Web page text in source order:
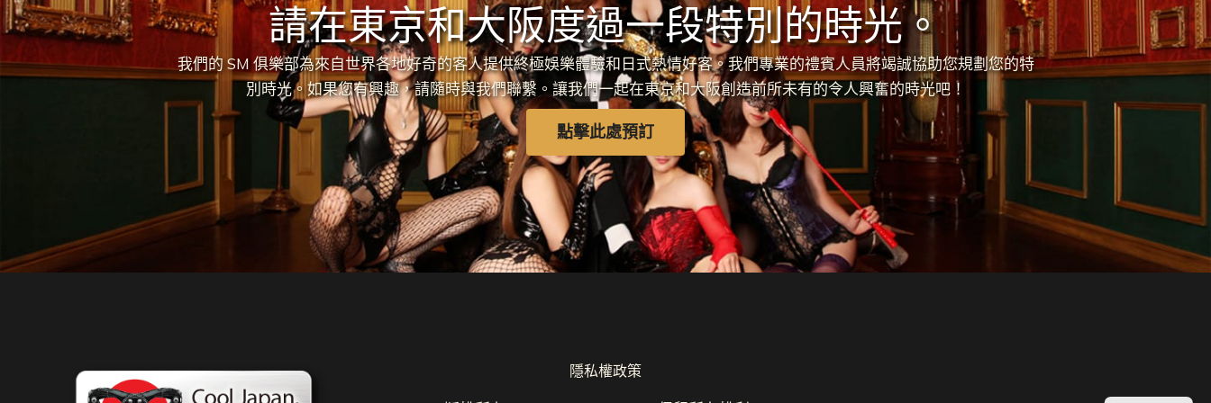
請在東京和大阪度過一段特別的時光。
我們的 SM 俱樂部為來自世界各地好奇的客人提供終極娛樂體驗和日式熱情好客。我們專業的禮賓人員將竭誠協助您規劃您的特
別時光。如果您有興趣，請隨時與我們聯繫。讓我們一起在東京和大阪創造前所未有的令人興奮的時光吧！
點擊此處預訂
隱私權政策